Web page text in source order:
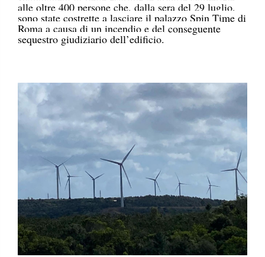
alle oltre 400 persone che, dalla sera del 29 luglio,
sono state costrette a lasciare il palazzo Spin Time di
Roma a causa di un incendio e del conseguente
sequestro giudiziario dell’edificio.